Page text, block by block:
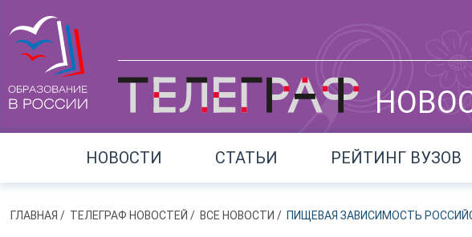
НОВОСТИ СТАТЬИ РЕЙТИНГ ВУЗОВ
ГЛАВНАЯ / ТЕЛЕГРАФ НОВОСТЕЙ / ВСЕ НОВОСТИ / ПИЩЕВАЯ ЗАВИСИМОСТЬ